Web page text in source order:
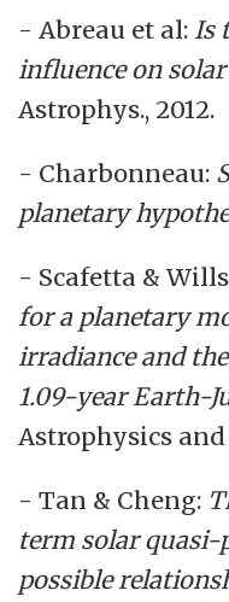
- Abreau et al: Is
influence on
Astrophys., 2012.
- Charbonneau:
planetary
- Scafetta &
for a planetary
irradiance and
1.09-year Earth-
Astrophysics and
- Tan & Cheng:
term solar quasi-
possible